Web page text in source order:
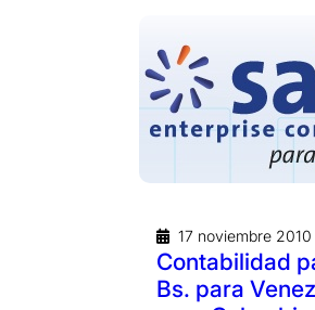
17 noviembre 2010
Contabilidad
Bs. para